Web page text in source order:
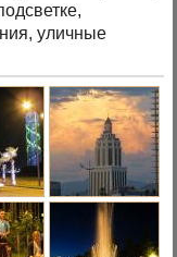
уличные